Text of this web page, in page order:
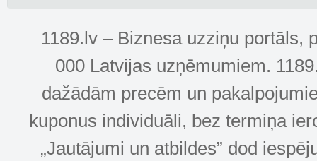
1189.lv – Biznesa uzziņu portāls,
000 Latvijas uzņēmumiem.
dažādām precēm un
kuponus individuāli, bez termiņa
„Jautājumi un atbildes” dod